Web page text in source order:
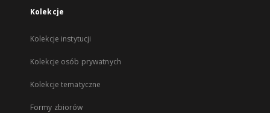
Kolekcje
Kolekcje instytucji
Kolekcje osób prywatnych
Kolekcje tematyczne
Formy zbiorów